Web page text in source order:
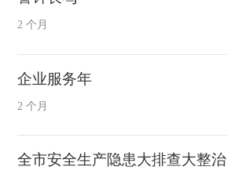
2 个月
企业服务年
2 个月
全市安全生产隐患大排查大整治